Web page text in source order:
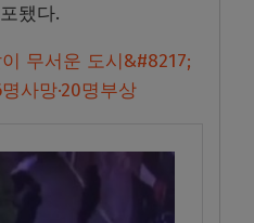
됐다.
무서운 도시&#8217;
사망·20명부상